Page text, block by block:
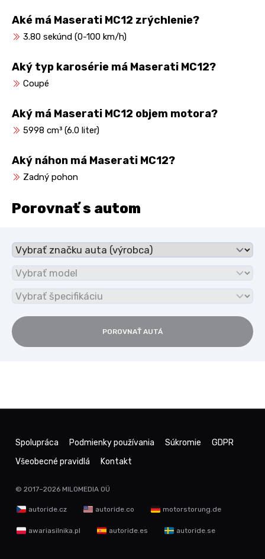
Aké má Maserati MC12 zrýchlenie?
3.80 sekúnd (0-100 km/h)
Aký typ karosérie má Maserati MC12?
Coupé
Aký má Maserati MC12 objem motora?
5998 cm³ (6.0 liter)
Aký náhon má Maserati MC12?
Zadný pohon
Porovnať s autom
POROVNAŤ AUTÁ
Spolupráca Podmienky používania Súkromie
GDPR
Všeobecné pravidlá
Kontakt
© 2017–2026 MILOMEDIA OÜ
autoride.cz autoride.co motorstorung.de
awariasilnika.pl autoride.es autoride.se